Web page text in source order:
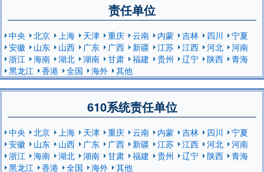
责任单位
中央 北京 上海 天津 重庆 云南 内蒙 吉林 四川
宁夏
安徽
山东 山西 广东 广西 新疆 江苏 江西 河北
河南
浙江
海南 湖北 湖南 甘肃 福建 贵州 辽宁 陕西
青海
黑龙江
香港 全国 海外 其他
610系统责任单位
中央 北京 上海 天津 重庆 云南 内蒙 吉林 四川
宁夏
安徽
山东 山西 广东 广西 新疆 江苏 江西 河北
河南
浙江
海南 湖北 湖南 甘肃 福建 贵州 辽宁 陕西
青海
黑龙江
香港 全国 海外 其他